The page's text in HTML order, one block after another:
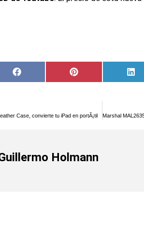
Compartir
en
Facebook
Compartir
en
Pinterest
en
Case, convierte tu iPad en portÃ¡til
Holmann